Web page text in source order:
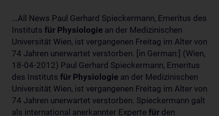
...All News Paul Gerhard Spieckermann, Emeritus des
Instituts für Physiologie an der Medizinischen
Universität Wien, ist vergangenen Freitag im Alter von
74 Jahren unerwartet verstorben. [in German:] (Wien,
18-04-2012) Paul Gerhard Spieckermann, Emeritus
des Instituts für Physiologie an der Medizinischen
Universität Wien, ist vergangenen Freitag im Alter von
74 Jahren unerwartet verstorben. Spieckermann galt
als international anerkannter Experte für den